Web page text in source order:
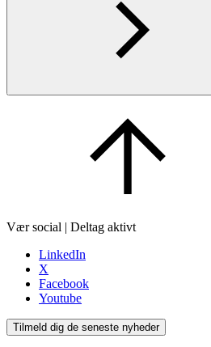
Vær social | Deltag aktivt
LinkedIn
X
Facebook
Youtube
Tilmeld dig de seneste nyheder